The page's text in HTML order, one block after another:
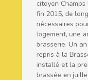
citoyen Champs
fin 2015, de
nécessaires
logement, une
brasserie. Un
repris à la
installé et la
brassée en